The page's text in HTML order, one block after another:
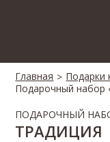
Главная > Подарки
Подарочный набор
ПОДАРОЧНЫЙ
ТРАДИЦИЯ